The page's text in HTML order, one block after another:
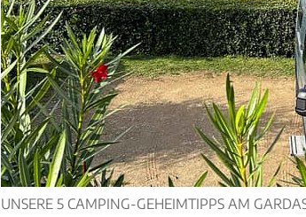
UNSERE 5 CAMPING-GEHEIMTIPPS AM